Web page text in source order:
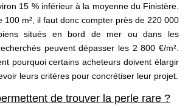
15 % inférieur à la moyenne du Finistère.
100 m², il faut donc compter près de 220 000
situés en bord de mer ou dans les
peuvent dépasser les 2 800 €/m².
pourquoi certains acheteurs doivent élargir
leurs critères pour concrétiser leur projet.
de trouver la perle rare ?